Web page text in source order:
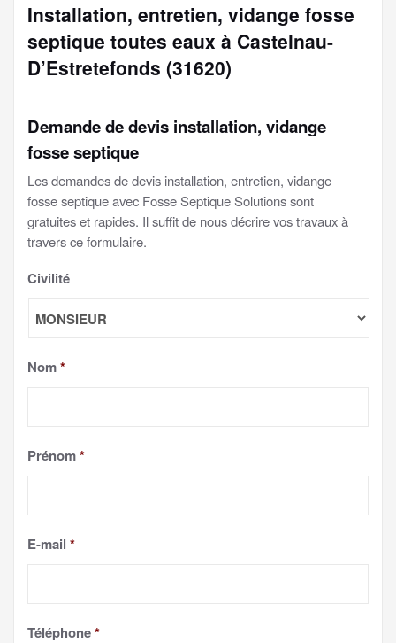
Installation, entretien, vidange fosse
septique toutes eaux à Castelnau-
D’Estretefonds (31620)
Demande de devis installation, vidange
fosse septique
Les demandes de devis installation, entretien, vidange
fosse septique avec Fosse Septique Solutions sont
gratuites et rapides. Il suffit de nous décrire vos travaux à
travers ce formulaire.
Civilité
Nom*
Prénom*
E-mail *
Téléphone*